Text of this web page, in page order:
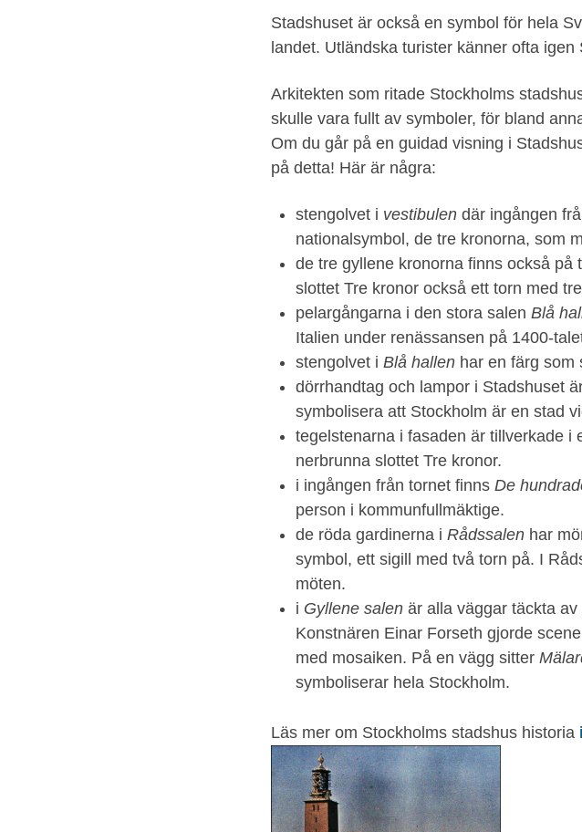
Stadshuset är också en symbol för hela
landet. Utländska turister känner ofta
Arkitekten som ritade Stockholms
skulle vara fullt av symboler, för bland
Om du går på en guidad visning i
på detta! Här är några:
stengolvet i vestibulen där ingången
nationalsymbol, de tre kronorna, som
de tre gyllene kronorna finns också
slottet Tre kronor också ett torn med
pelargångarna i den stora salen Blå
Italien under renässansen på 1400-
stengolvet i Blå hallen har en färg som
dörrhandtag och lampor i Stadshuset
symbolisera att Stockholm är en stad
tegelstenarna i fasaden är tillverkade i
nerbrunna slottet Tre kronor.
i ingången från tornet finns De
person i kommunfullmäktige.
de röda gardinerna i Rådssalen har
symbol, ett sigill med två torn på. I
möten.
i Gyllene salen är alla väggar täckta
Konstnären Einar Forseth gjorde
med mosaiken. På en vägg sitter
symboliserar hela Stockholm.
Läs mer om Stockholms stadshus historia